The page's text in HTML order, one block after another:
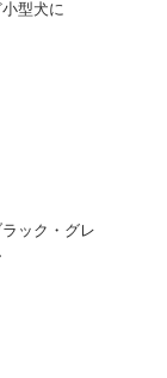
型犬に
ック・グレ